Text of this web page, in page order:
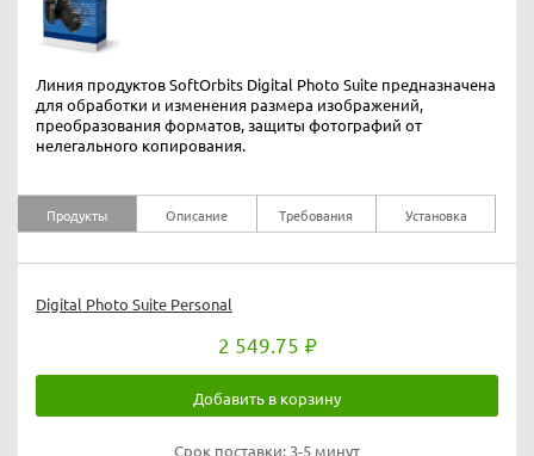
Линия продуктов SoftOrbits Digital Photo Suite предназначена
для обработки и изменения размера изображений,
преобразования форматов, защиты фотографий от
нелегального копирования.
Продукты Описание Требования Установка
Digital Photo Suite Personal
2 549.75
Добавить в корзину
Срок поставки: 3-5 минут